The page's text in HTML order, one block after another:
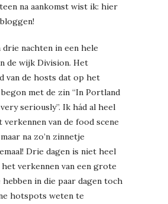
na aankomst wist ik: hier
nachten in een hele
de wijk Division. Het
van de hosts dat op het
met de zin “In Portland
seriously”. Ik hád al heel
verkennen van de food scene
na zo’n zinnetje
Drie dagen is niet heel
verkennen van een grote
hebben in die paar dagen toch
hotspots weten te